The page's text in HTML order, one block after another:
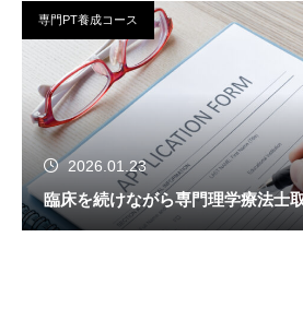
専門PT養成コース
2026.01.23
臨床を続けながら専門理学療法士